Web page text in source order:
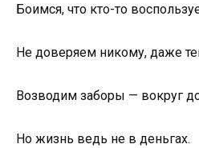
Боимся, что кто-то
Не доверяем никому, даже
Возводим заборы — вокруг
Но жизнь ведь не в деньгах.